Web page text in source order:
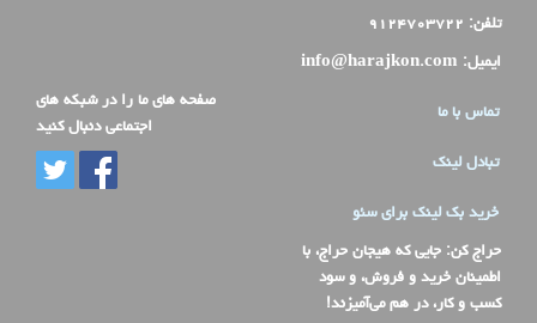
تلفن: ۹۱۲۴۷۰۳۷۲۲
ایمیل: info@harajkon.com
تماس با ما
تبادل لینک
خرید بک لینک برای سئو
حراج کن: جایی که هیجان حراج، با
اطمینان خرید و فروش، و سود
کسب و کار، در هم می‌آمیزند!
صفحه های ما را در شبکه های
اجتماعی دنبال کنید